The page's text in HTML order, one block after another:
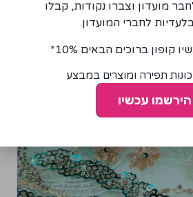
מועדון וצברו נקודות, קבלו
לחברי המועדון.
ברוכים הבאים 10%*
תפירה ומוצרים במבצע
הירשמו עכשיו